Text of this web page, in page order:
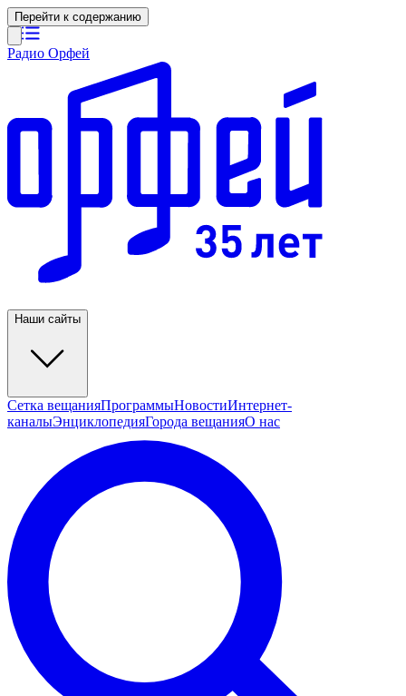
Перейти к содержанию
Радио Орфей
Наши сайты
Сетка вещанияПрограммыНовостиИнтернет-
каналыЭнциклопедияГорода вещанияО нас